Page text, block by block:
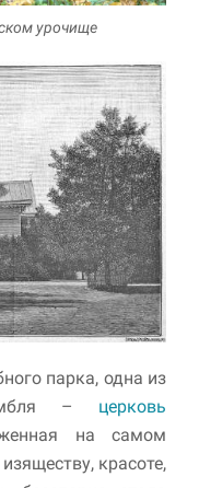
урочище
парка, одна из
– церковь
на самом
красоте,